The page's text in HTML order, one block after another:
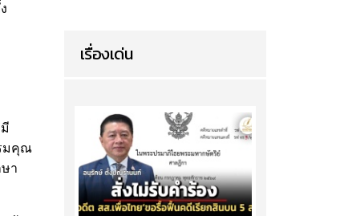
มคุณ
า
เรื่องเด่น